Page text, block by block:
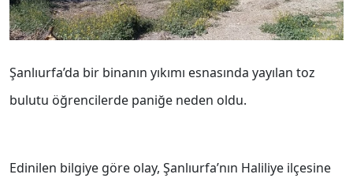
Şanlıurfa’da bir binanın yıkımı esnasında yayılan toz
bulutu öğrencilerde paniğe neden oldu.
Edinilen bilgiye göre olay, Şanlıurfa’nın Haliliye ilçesine